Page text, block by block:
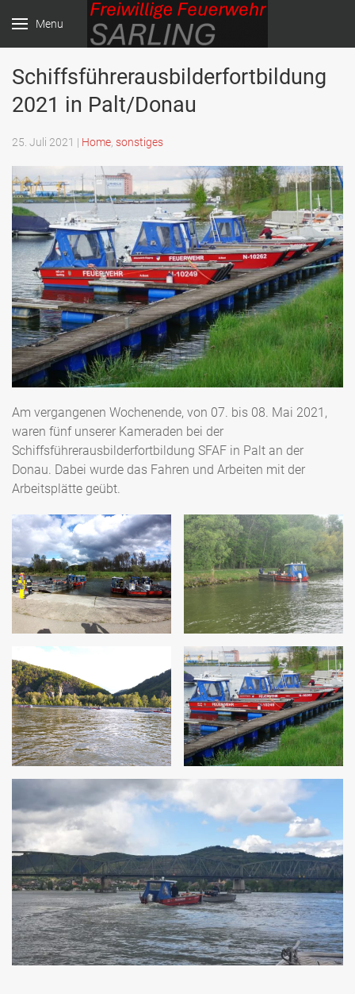
Menu
Freiwillige Feuerwehr
Sarling
Schiffsführerausbilderfortbildung
2021 in Palt/Donau
25. Juli 2021 | Home sonstiges
Am vergangenen Wochenende, von 07. bis 08. Mai 2021,
waren fünf unserer Kameraden bei der
Schiffsführerausbilderfortbildung SFAF in Palt an der
Donau. Dabei wurde das Fahren und Arbeiten mit der
Arbeitsplätte geübt.